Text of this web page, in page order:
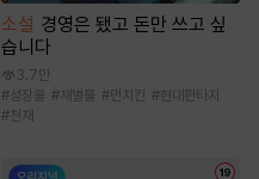
소설 경영은 됐고 돈만 쓰고 싶
습니다
3.7만
#성장물 #재벌물 #먼치킨 #현대판타지
#천재